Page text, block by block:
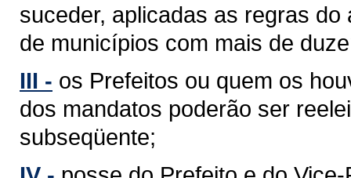
suceder, aplicadas as regras
de municípios com mais de
III - os Prefeitos ou quem os
dos mandatos poderão ser
subseqüente;